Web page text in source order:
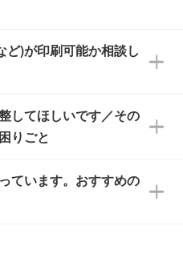
ス
無料でデザインデー
プロードしてご入稿
ッフがデータに不備
様と確認してから印
ください。
ートのご用意があり
刷方法・テンプレー
形式ですが、
いてご利用いただけ
ど)が印刷可能か相談し
度かどうか、担当ス
ます。
スタッフ宛にメール
してほしいです／その
りごと
は、担当スタッフが
気軽にご相談くださ
ています。おすすめの